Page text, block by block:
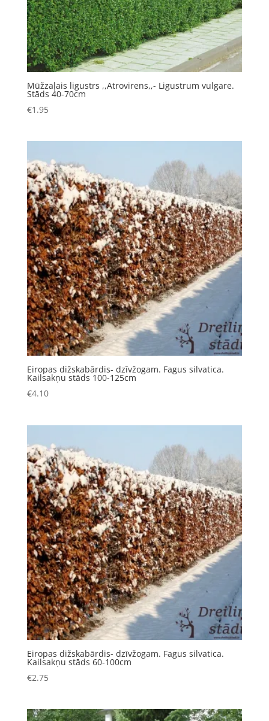
Mūžzaļais ligustrs ,,Atrovirens,,- Ligustrum vulgare.
Stāds 40-70cm
€1.95
Eiropas dižskabārdis- dzīvžogam. Fagus silvatica.
Kailsakņu stāds 100-125cm
€4.10
Eiropas dižskabārdis- dzīvžogam. Fagus silvatica.
Kailsakņu stāds 60-100cm
€2.75